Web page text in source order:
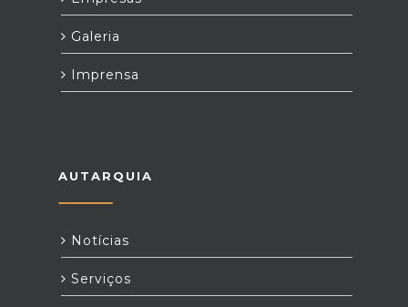
Galeria
Imprensa
AUTARQUIA
Notícias
Serviços